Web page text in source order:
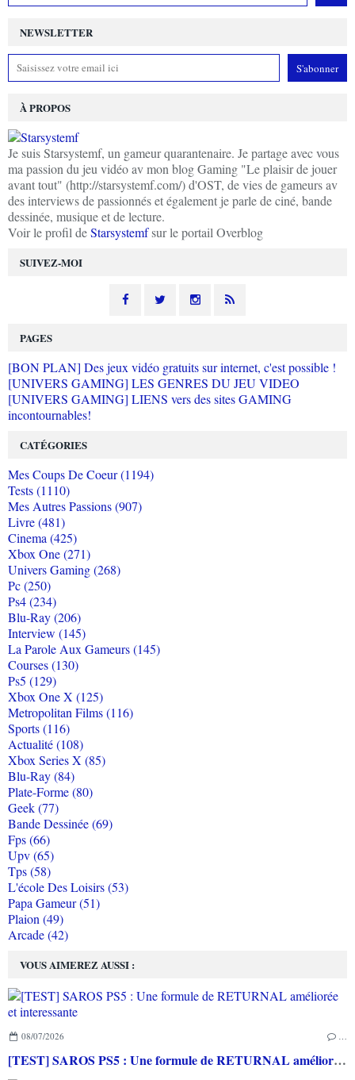
NEWSLETTER
SUIVEZ-MOI
À PROPOS
Je suis Starsystemf, un gameur quarantenaire. Je partage avec vous
ma passion du jeu vidéo av mon blog Gaming "Le plaisir de jouer
avant tout" (http://starsystemf.com/) d'OST, de vies de gameurs av
des interviews de passionnés et également je parle de ciné, bande
dessinée, musique et de lecture.
Voir le profil deStarsystemfsur le portail Overblog
VOUS AIMEREZ AUSSI :
08/07/2026 …
[TEST] SAROS PS5 : Une formule de RETURNAL améliorée et interessante
PAGES
[BON PLAN] Des jeux vidéo gratuits sur internet, c'est possible !
[UNIVERS GAMING] LES GENRES DU JEU VIDEO
[UNIVERS GAMING] LIENS vers des sites GAMING
incontournables!
CATÉGORIES
Mes Coups De Coeur (1194)
Tests (1110)
Mes Autres Passions (907)
Livre (481)
Cinema (425)
Xbox One (271)
Univers Gaming (268)
Pc (250)
Ps4 (234)
Blu-Ray (206)
Interview (145)
La Parole Aux Gameurs (145)
Courses (130)
Ps5 (129)
Xbox One X (125)
Metropolitan Films (116)
Sports (116)
Actualité (108)
Xbox Series X (85)
Blu-Ray (84)
Plate-Forme (80)
Geek (77)
Bande Dessinée (69)
Fps (66)
Upv (65)
Tps (58)
L'école Des Loisirs (53)
Papa Gameur (51)
Plaion (49)
Arcade (42)